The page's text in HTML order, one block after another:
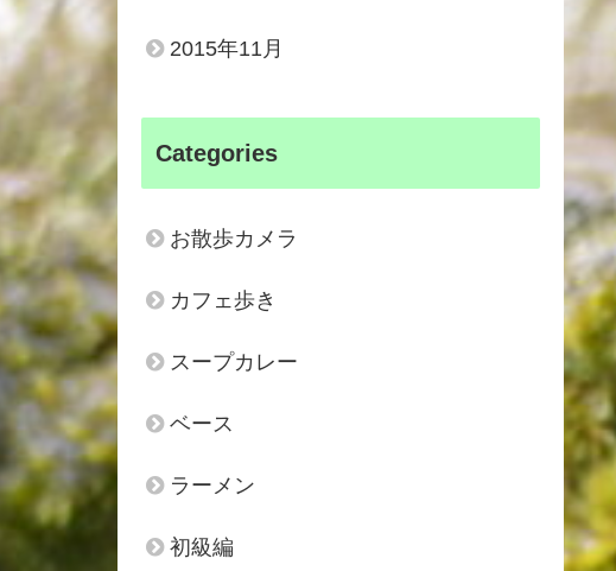
2015年11月
Categories
お散歩カメラ
カフェ歩き
スープカレー
ベース
ラーメン
初級編